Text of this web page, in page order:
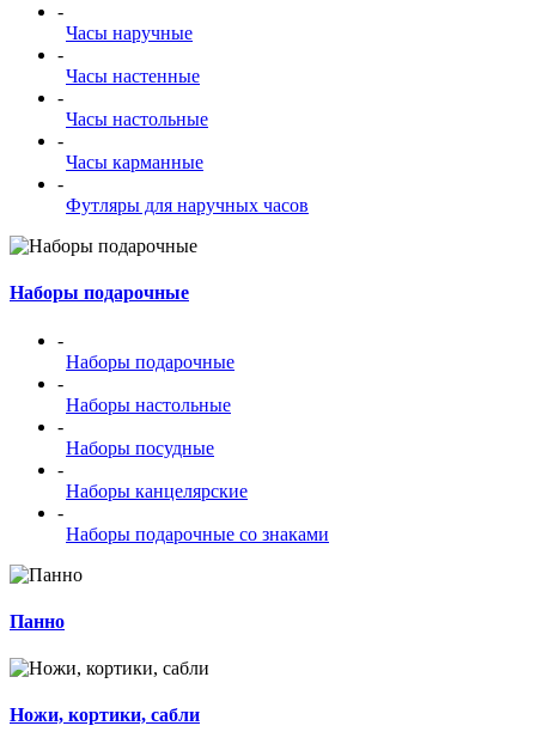
-
Часы наручные
-
Часы настенные
-
Часы настольные
-
Часы карманные
-
Футляры для наручных часов
Наборы подарочные
-
Наборы подарочные
-
Наборы настольные
-
Наборы посудные
-
Наборы канцелярские
-
Наборы подарочные со знаками
Панно
Ножи, кортики, сабли